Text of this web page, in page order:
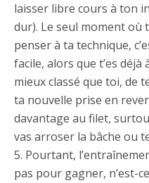
laisser libre cours à ton
dur). Le seul moment où
penser à ta technique,
facile, alors que t’es déjà
mieux classé que toi, de
ta nouvelle prise en
davantage au filet,
vas arroser la bâche ou
5. Pourtant,
pas pour gagner, n’est-